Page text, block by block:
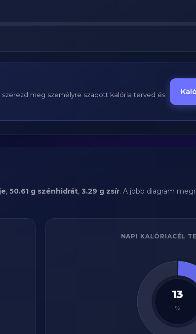
meg személyre szabott kalória terved és
, 50.61 g szénhidrát, 3.29 g zsír. A jobb diagram
NAPI KALÓRIACÉL
13
%